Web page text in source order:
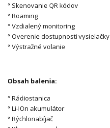
° Skenovanie QR kódov
° Roaming
° Vzdialený monitoring
° Overenie dostupnosti vysielačky
° Výstražné volanie
Obsah balenia:
° Rádiostanica
° Li-IOn akumulátor
° Rýchlonabíjač